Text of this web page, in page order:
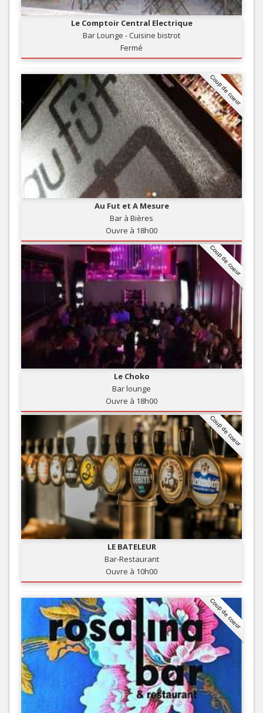
Le Comptoir Central Electrique
Bar Lounge - Cuisine bistrot
Fermé
Coup de coeur
Au Fut et A Mesure
Bar à Bières
Ouvre à 18h00
Coup de coeur
Le Choko
Bar lounge
Ouvre à 18h00
Coup de coeur
LE BATELEUR
Bar-Restaurant
Ouvre à 10h00
Coup de coeur